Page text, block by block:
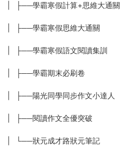
| ├──學霸寒假計算+思維大通關
| ├──學霸寒假思維大通關
| ├──學霸寒假語文閱讀集訓
| ├──學霸期末必刷卷
| ├──陽光同學同步作文小達人
| ├──閱讀作文全優突破
| └──狀元成才路狀元筆記